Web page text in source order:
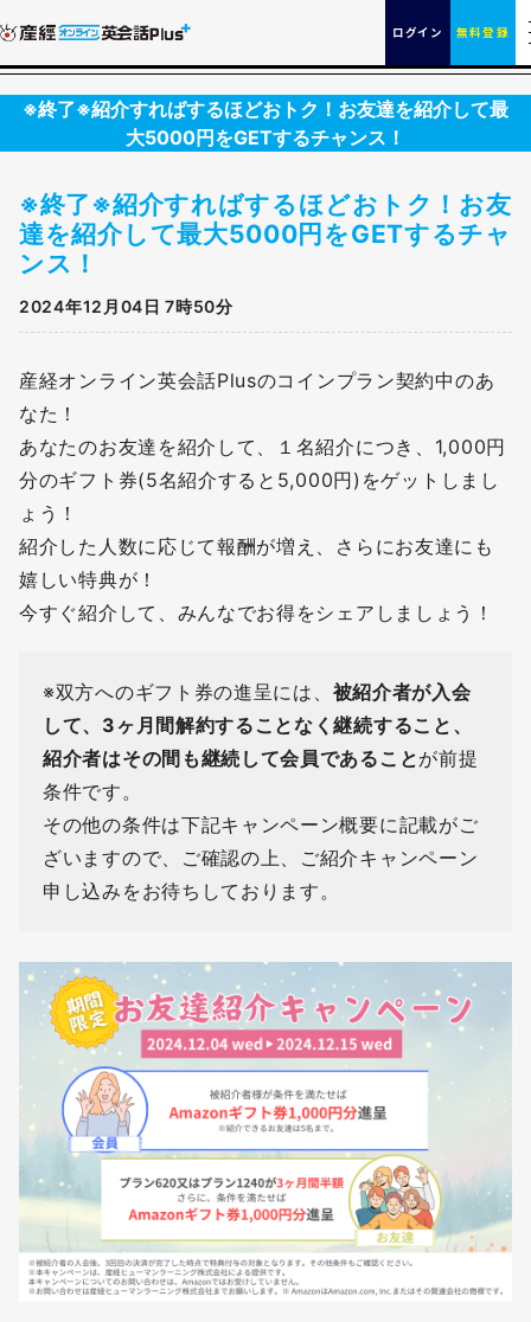
ログイン 無料登録
※終了※紹介すればするほどおトク！お友達を紹介して最
大5000円をGETするチャンス！
※終了※紹介すればするほどおトク！お友
達を紹介して最大5000円をGETするチャ
ンス！
2024年12月04日 7時50分
産経オンライン英会話Plusのコインプラン契約中のあ
なた！
あなたのお友達を紹介して、１名紹介につき、1,000円
分のギフト券(5名紹介すると5,000円)をゲットしまし
ょう！
紹介した人数に応じて報酬が増え、さらにお友達にも
嬉しい特典が！
今すぐ紹介して、みんなでお得をシェアしましょう！
※双方へのギフト券の進呈には、 被紹介者が入会
して、3ヶ月間解約することなく継続すること、
紹介者はその間も継続して会員であることが前提
条件です。
その他の条件は下記キャンペーン概要に記載がご
ざいますので、ご確認の上、ご紹介キャンペーン
申し込みをお待ちしております。